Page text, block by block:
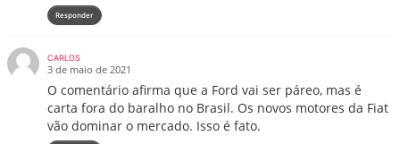
Responder
CARLOS
3 de maio de 2021
O comentário afirma que a Ford vai ser páreo, mas é
carta fora do baralho no Brasil. Os novos motores da Fiat
vão dominar o mercado. Isso é fato.